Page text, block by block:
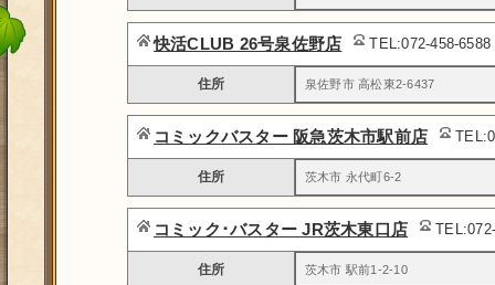
快活CLUB 26号泉佐野店 TEL:072-458-6588
住所 泉佐野市 高松東2-6437
コミックバスター 阪急茨木市駅前店
住所 茨木市 永代町6-2
コミック･バスター JR茨木東口店
住所 茨木市 駅前1-2-10